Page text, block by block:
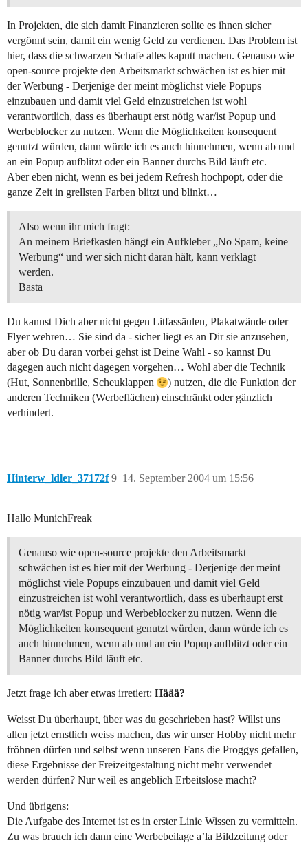
In Projekten, die sich damit Finanzieren sollte es ihnen sicher
vergönnt sein, damit ein wenig Geld zu verdienen. Das Problem ist
hier, dass die schwarzen Schafe alles kaputt machen. Genauso wie
open-source projekte den Arbeitsmarkt schwächen ist es hier mit
der Werbung - Derjenige der meint möglichst viele Popups
einzubauen und damit viel Geld einzustreichen ist wohl
verantwortlich, dass es überhaupt erst nötig war/ist Popup und
Werbeblocker zu nutzen. Wenn die Möglichkeiten konsequent
genutzt würden, dann würde ich es auch hinnehmen, wenn ab und
an ein Popup aufblitzt oder ein Banner durchs Bild läuft etc.
Aber eben nicht, wenn es bei jedem Refresh hochpopt, oder die
ganze Zeit in grellsten Farben blitzt und blinkt…
Also wenn ihr mich fragt:
An meinem Briefkasten hängt ein Aufkleber „No Spam, keine
Werbung“ und wer sich nicht daran hält, kann verklagt
werden.
Basta
Du kannst Dich aber nicht gegen Litfassäulen, Plakatwände oder
Flyer wehren… Sie sind da - sicher liegt es an Dir sie anzusehen,
aber ob Du daran vorbei gehst ist Deine Wahl - so kannst Du
dagegen auch nicht dagegen vorgehen… Wohl aber die Technik
(Hut, Sonnenbrille, Scheuklappen
) nutzen, die die Funktion der
anderen Techniken (Werbeflächen) einschränkt oder gänzlich
verhindert.
Hinterw_ldler_37172f 14. September 2004 um 15:56
9
Hallo MunichFreak
Genauso wie open-source projekte den Arbeitsmarkt
schwächen ist es hier mit der Werbung - Derjenige der meint
möglichst viele Popups einzubauen und damit viel Geld
einzustreichen ist wohl verantwortlich, dass es überhaupt erst
nötig war/ist Popup und Werbeblocker zu nutzen. Wenn die
Möglichkeiten konsequent genutzt würden, dann würde ich es
auch hinnehmen, wenn ab und an ein Popup aufblitzt oder ein
Banner durchs Bild läuft etc.
Jetzt frage ich aber etwas irretiert: Häää?
Weisst Du überhaupt, über was du geschrieben hast? Willst uns
allen jetzt ernstlich weiss machen, das wir unser Hobby nicht mehr
fröhnen dürfen und selbst wenn unseren Fans die Proggys gefallen,
diese Ergebnisse der Freizeitgestaltung nicht mehr verwendet
werden dürfen? Nur weil es angeblich Erbeitslose macht?
Und übrigens:
Die Aufgabe des Internet ist es in erster Linie Wissen zu vermitteln.
Zu was brauch ich dann eine Werbebeilage a’la Bildzeitung oder